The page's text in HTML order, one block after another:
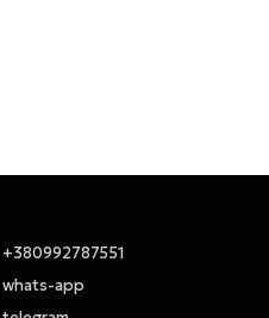
+380992787551
whats-app